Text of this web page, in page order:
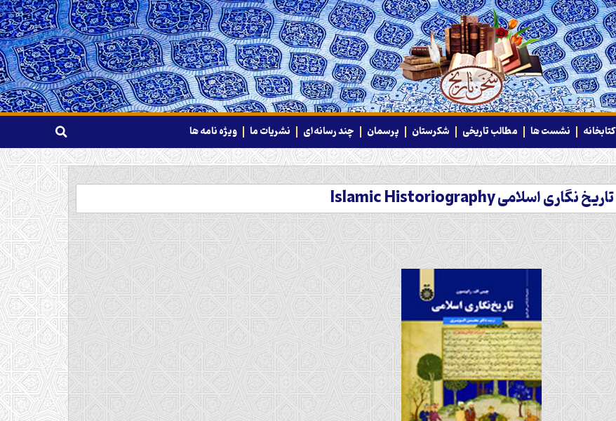
کتابخانه نشست ها مطالب تاریخی شکرستان پرسمان چند رسانه‌ای نشریات ما ویژه نامه ها
تاریخ‌ نگاری اسلامی Islamic Historiography